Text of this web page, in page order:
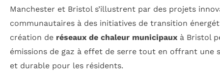
Manchester et Bristol s’illustrent par des projets
communautaires à des initiatives de transition
création de réseaux de chaleur municipaux à Bristol
émissions de gaz à effet de serre tout en offrant une
et durable pour les résidents.